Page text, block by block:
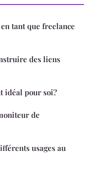
tant que freelance
des liens
idéal pour soi?
de
usages au